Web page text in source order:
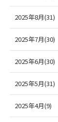
2025年8月(31)
2025年7月(30)
2025年6月(30)
2025年5月(31)
2025年4月(9)